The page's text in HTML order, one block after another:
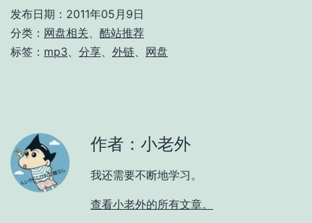
发布日期： 2011年05月9日
分类： 网盘相关
酷站推荐
标签： mp3 分享 外链 网盘
作者：小老外
我还需要不断地学习。
查看小老外的所有文章。